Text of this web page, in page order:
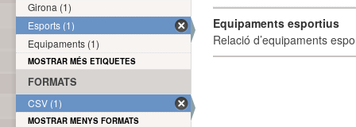
Equipaments esportius
Relació d’equipaments
Girona (1)
Esports (1)
Equipaments (1)
MOSTRAR MÉS ETIQUETES
FORMATS
CSV (1)
MOSTRAR MENYS FORMATS